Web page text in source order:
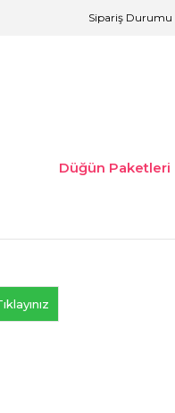
Sipariş Durumu
Düğün Paketleri